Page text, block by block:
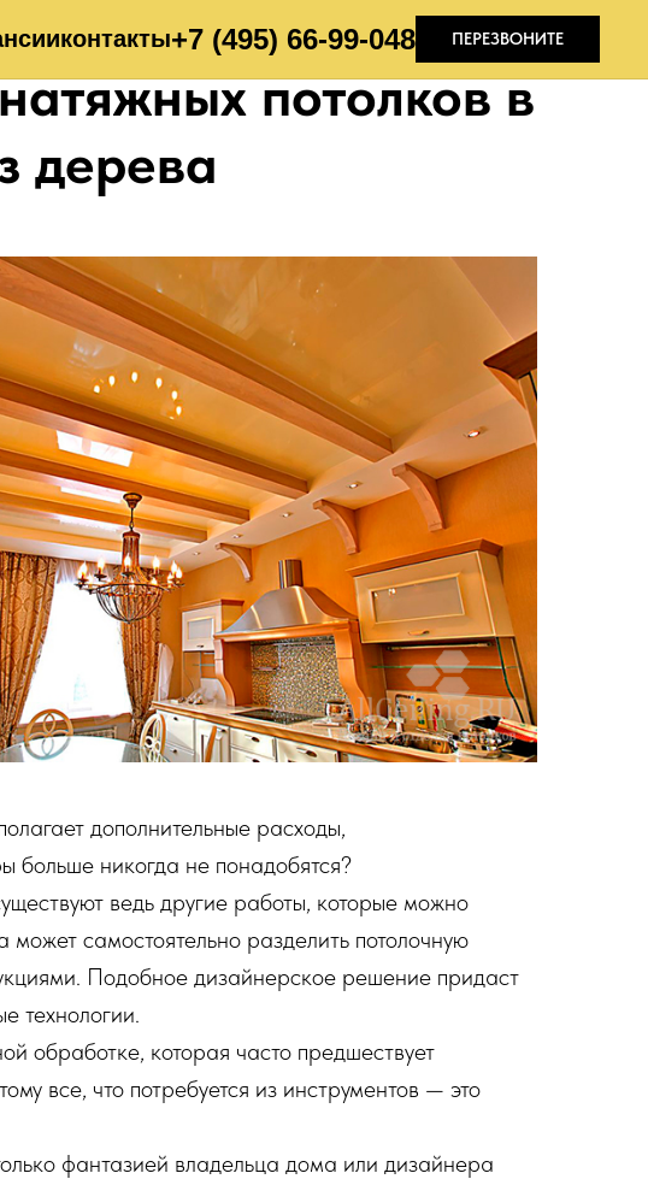
контакты+7 (495) 66-99-048 ПЕРЕЗВОНИТЕ
потолков в
дерева
дополнительные расходы,
больше никогда не понадобятся?
ведь другие работы, которые можно
самостоятельно разделить потолочную
Подобное дизайнерское решение придаст
технологии.
обработке, которая часто предшествует
все, что потребуется из инструментов — это
фантазией владельца дома или дизайнера